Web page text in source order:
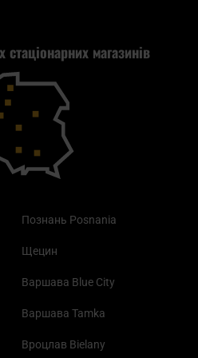
магазинів
Познань Posnania
Щецин
Варшава Blue City
Варшава Tamka
Вроцлав Bielany
осінь